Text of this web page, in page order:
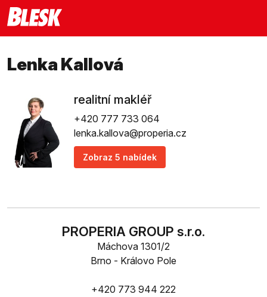
Lenka Kallová
realitní makléř
+420 777 733 064
lenka.kallova@properia.cz
Zobraz 5 nabídek
PROPERIA GROUP s.r.o.
Máchova 1301/2
Brno - Královo Pole
+420 773 944 222